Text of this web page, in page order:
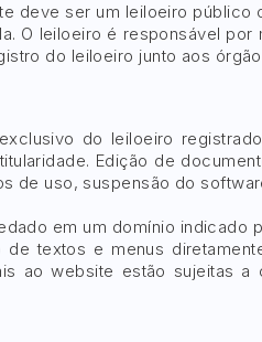
deve ser um leiloeiro
O leiloeiro é responsável
do leiloeiro junto aos
do leiloeiro
Edição de
de uso, suspensão do
em um domínio
textos e menus
ao website estão sujeitas